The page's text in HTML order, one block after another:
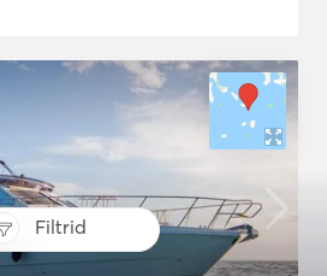
Filtrid